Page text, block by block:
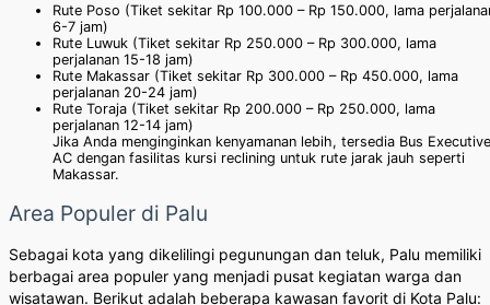
Rute Poso (Tiket sekitar Rp 100.000 – Rp 150.000, lama
6-7 jam)
Rute Luwuk (Tiket sekitar Rp 250.000 – Rp 300.000, lama
perjalanan 15-18 jam)
Rute Makassar (Tiket sekitar Rp 300.000 – Rp 450.000, lama
perjalanan 20-24 jam)
Rute Toraja (Tiket sekitar Rp 200.000 – Rp 250.000, lama
perjalanan 12-14 jam)
Jika Anda menginginkan kenyamanan lebih, tersedia Bus Executive
AC dengan fasilitas kursi reclining untuk rute jarak jauh seperti
Makassar.
Area Populer di Palu
Sebagai kota yang dikelilingi pegunungan dan teluk, Palu memiliki
berbagai area populer yang menjadi pusat kegiatan warga dan
wisatawan. Berikut adalah beberapa kawasan favorit di Kota Palu: